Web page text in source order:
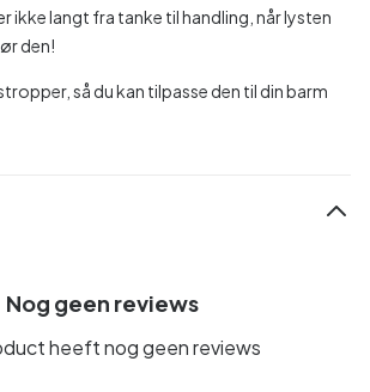
ikke langt fra tanke til handling, når lysten
den!
så du kan tilpasse den til din barm
Nog geen reviews
heeft nog geen reviews